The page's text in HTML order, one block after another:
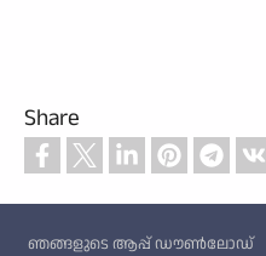
Share
ഞങ്ങളുടെ ആപ്പ് ഡൗൺലോഡ്